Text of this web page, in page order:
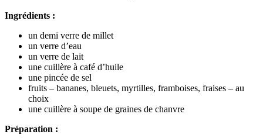
Ingrédients :
un demi verre de millet
un verre d’eau
un verre de lait
une cuillère à café d’huile
une pincée de sel
fruits – bananes, bleuets, myrtilles, framboises, fraises – au
choix
une cuillère à soupe de graines de chanvre
Préparation :